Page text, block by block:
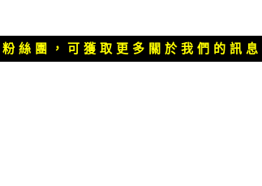
文
章：
絲團，可獲取更多關於我們的訊息